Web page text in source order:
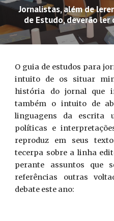
Jornalistas, além de
de Estudo, deverão
O guia de estudos para
intuito de os situar
história do jornal que
também o intuito de
linguagens da escrita
políticas e
reproduz em seus
tecerpa sobre a linha
perante assuntos que
referências outras
debate este ano: